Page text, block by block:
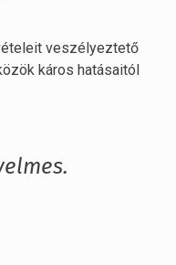
veszélyeztető
káros hatásaitól